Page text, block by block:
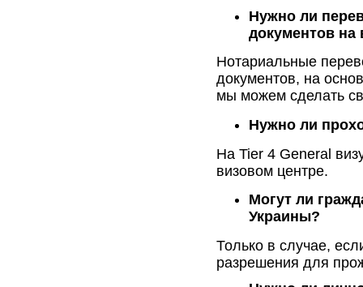
Нужно ли
документов на
Нотариальные
документов, на
мы можем сделать
Нужно ли
На Tier 4 General
визовом центре.
Могут ли
Украины?
Только в случае,
разрешения для